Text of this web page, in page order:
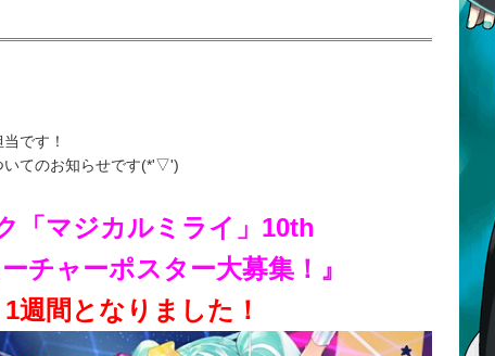
です！
いてのお知らせです(*'▽')
「マジカルミライ」10th
チャーポスター大募集！』
週間となりました！